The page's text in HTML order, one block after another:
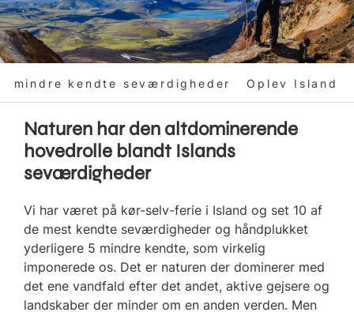
5 mindre kendte seværdigheder Oplev Island
Naturen har den altdominerende
hovedrolle blandt Islands
seværdigheder
Vi har været på kør-selv-ferie i Island og set 10 af
de mest kendte seværdigheder og håndplukket
yderligere 5 mindre kendte, som virkelig
imponerede os. Det er naturen der dominerer med
det ene vandfald efter det andet, aktive gejsere og
landskaber der minder om en anden verden. Men